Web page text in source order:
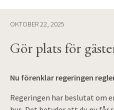
OKTOBER 22, 2025
Gör plats för
Nu förenklar regeringen
Regeringen har beslutat om